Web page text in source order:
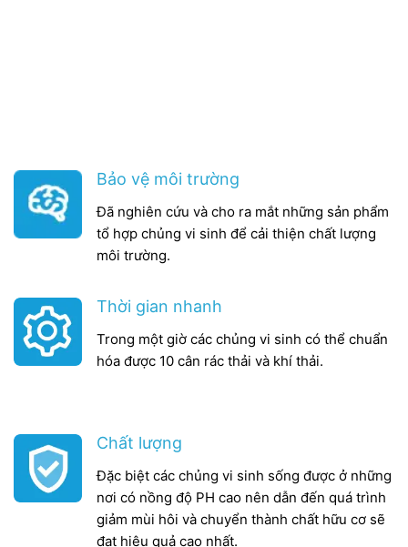
Bảo vệ môi trường
Đã nghiên cứu và cho ra mắt những sản phẩm
tổ hợp chủng vi sinh để cải thiện chất lượng
môi trường.
Thời gian nhanh
Trong một giờ các chủng vi sinh có thể chuẩn
hóa được 10 cân rác thải và khí thải.
Chất lượng
Đặc biệt các chủng vi sinh sống được ở những
nơi có nồng độ PH cao nên dẫn đến quá trình
giảm mùi hôi và chuyển thành chất hữu cơ sẽ
đạt hiệu quả cao nhất.